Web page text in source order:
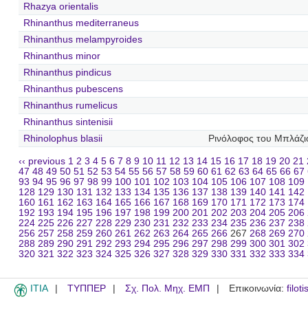
Rhazya orientalis
Rhinanthus mediterraneus
Rhinanthus melampyroides
Rhinanthus minor
Rhinanthus pindicus
Rhinanthus pubescens
Rhinanthus rumelicus
Rhinanthus sintenisii
Rhinolophus blasii
Ρινόλοφος του
‹‹ previous 1 2 3 4 5 6 7 8 9 10 11 12 13 14 15 16 17 18 19 20 21
47 48 49 50 51 52 53 54 55 56 57 58 59 60 61 62 63 64 65 66 67
93 94 95 96 97 98 99 100 101 102 103 104 105 106 107 108 109
128 129 130 131 132 133 134 135 136 137 138 139 140 141 142
160 161 162 163 164 165 166 167 168 169 170 171 172 173 174
192 193 194 195 196 197 198 199 200 201 202 203 204 205 206
224 225 226 227 228 229 230 231 232 233 234 235 236 237 238
256 257 258 259 260 261 262 263 264 265 266 267 268 269 270
288 289 290 291 292 293 294 295 296 297 298 299 300 301 302
320 321 322 323 324 325 326 327 328 329 330 331 332 333 334
ITIA ΤΥΠΠΕΡ Σχ. Πολ. Μηχ. ΕΜΠ Επικοινωνία: